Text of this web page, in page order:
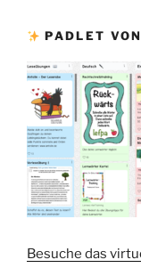
PADLET
Besuche das